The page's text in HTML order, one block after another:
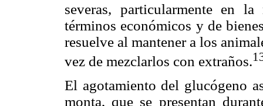
severas, particularmente en
términos económicos y de
resuelve al mantener a los
vez de mezclarlos con extraños.
El agotamiento del glucógeno
monta, que se presentan